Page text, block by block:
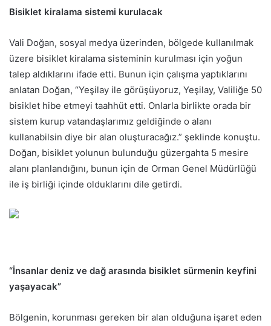
Bisiklet kiralama sistemi kurulacak
Vali Doğan, sosyal medya üzerinden, bölgede kullanılmak
üzere bisiklet kiralama sisteminin kurulması için yoğun
talep aldıklarını ifade etti. Bunun için çalışma yaptıklarını
anlatan Doğan, “Yeşilay ile görüşüyoruz, Yeşilay, Valiliğe 50
bisiklet hibe etmeyi taahhüt etti. Onlarla birlikte orada bir
sistem kurup vatandaşlarımız geldiğinde o alanı
kullanabilsin diye bir alan oluşturacağız.” şeklinde konuştu.
Doğan, bisiklet yolunun bulunduğu güzergahta 5 mesire
alanı planlandığını, bunun için de Orman Genel Müdürlüğü
ile iş birliği içinde olduklarını dile getirdi.
“İnsanlar deniz ve dağ arasında bisiklet sürmenin keyfini
yaşayacak”
Bölgenin, korunması gereken bir alan olduğuna işaret eden